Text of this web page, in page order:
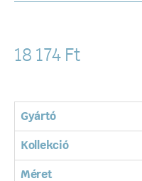
18 174 Ft
Gyártó
Kollekció
Méret